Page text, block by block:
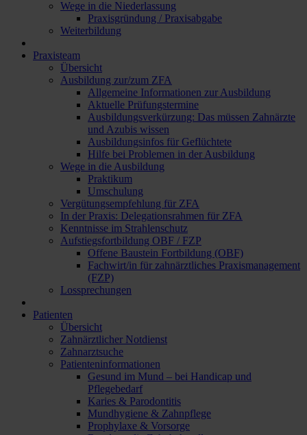
Wege in die Niederlassung
Praxisgründung / Praxisabgabe
Weiterbildung
Praxisteam
Übersicht
Ausbildung zur/zum ZFA
Allgemeine Informationen zur Ausbildung
Aktuelle Prüfungstermine
Ausbildungsverkürzung: Das müssen Zahnärzte
und Azubis wissen
Ausbildungsinfos für Geflüchtete
Hilfe bei Problemen in der Ausbildung
Wege in die Ausbildung
Praktikum
Umschulung
Vergütungsempfehlung für ZFA
In der Praxis: Delegationsrahmen für ZFA
Kenntnisse im Strahlenschutz
Aufstiegsfortbildung OBF / FZP
Offene Baustein Fortbildung (OBF)
Fachwirt/in für zahnärztliches Praxismanagement
(FZP)
Lossprechungen
Patienten
Übersicht
Zahnärztlicher Notdienst
Zahnarztsuche
Patienteninformationen
Gesund im Mund – bei Handicap und
Pflegebedarf
Karies & Parodontitis
Mundhygiene & Zahnpflege
Prophylaxe & Vorsorge